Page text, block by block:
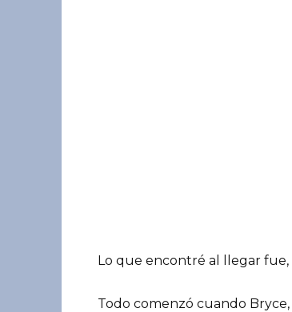
Lo que encontré al llegar
Todo comenzó cuando